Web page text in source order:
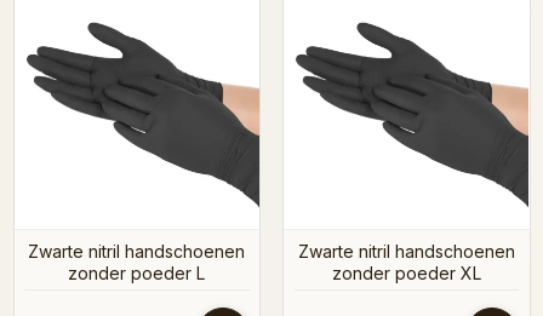
Zwarte nitril handschoenen
zonder poeder L
Zwarte nitril handschoenen
zonder poeder XL